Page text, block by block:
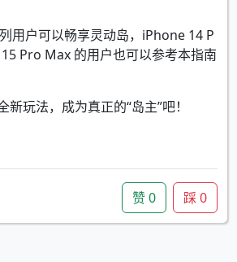
用户可以畅享灵动岛，iPhone 14 P
Pro Max 的用户也可以参考本指南
玩法，成为真正的“岛主”吧！
赞0 踩0